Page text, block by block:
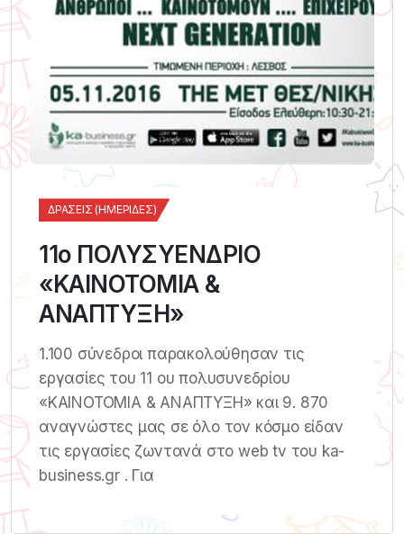
ΔΡΆΣΕΙΣ (ΗΜΕΡΊΔΕΣ)
11ο ΠΟΛΥΣΥΕΝΔΡΙΟ
«ΚΑΙΝΟΤΟΜΙΑ &
ΑΝΑΠΤΥΞΗ»
1.100 σύνεδροι παρακολούθησαν τις
εργασίες του 11 ου πολυσυνεδρίου
«ΚΑΙΝΟΤΟΜΙΑ & ΑΝΑΠΤΥΞΗ» και 9. 870
αναγνώστες μας σε όλο τον κόσμο είδαν
τις εργασίες ζωντανά στο web tv του ka-
business.gr . Για